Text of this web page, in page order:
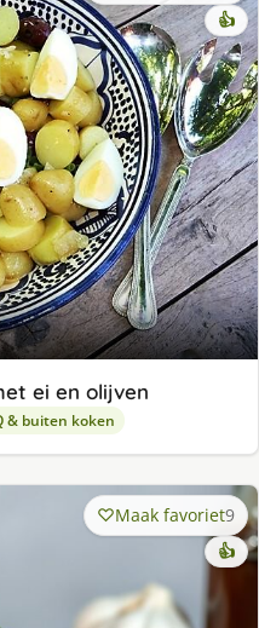
👍
ei en olijven
& buiten koken
Maak favoriet9
👍